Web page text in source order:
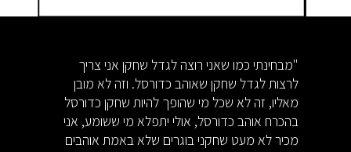
"מבחינתי כמו שאני רוצה לגדל שחקן אני צריך
לרצות לגדל שחקן שאוהב כדורסל. וזה לא מובן
מאליו, זה לא שכל מי שהופך להיות שחקן כדורסל
בהכרח אוהב כדורסל, אולי יתפלא מי ששומע, אני
מכיר לא מעט שחקני בוגרים שלא באמת אוהבים